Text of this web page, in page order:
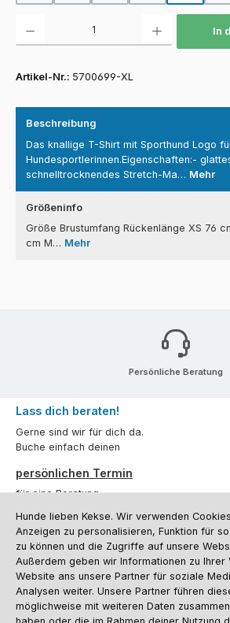
In
Artikel-Nr.: 5700699-XL
Beschreibung
Das knallige T-Shirt mit Sporthund Logo
Hundesportlerinnen.Eigenschaften:-
schnelltrocknendes Stretch-Ma… Mehr
Größeninfo
Größe Brustumfang Rückenlänge XS 76
cm M… Mehr
Persönliche Beratung
Lass dich beraten!
Gerne sind wir für dich da.
Buche einfach deinen
persönlichen Termin
für eine Beratung.
Oder über unserKontaktformular.
Vertrag widerrufen
Kundenservice
Hunde lieben Kekse. Wir verwenden
Anzeigen zu personalisieren, Funktion für
zu können und die Zugriffe auf unsere
Außerdem geben wir Informationen zu Ihrer
Website ans unsere Partner für soziale
Analysen weiter. Unsere Partner führen
möglichweise mit weiteren Daten